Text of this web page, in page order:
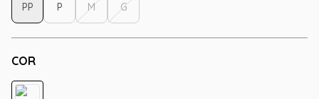
COR
PP P M G